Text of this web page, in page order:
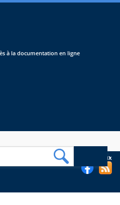
à la documentation en ligne
de l'EHESP sur les réseaux sociaux